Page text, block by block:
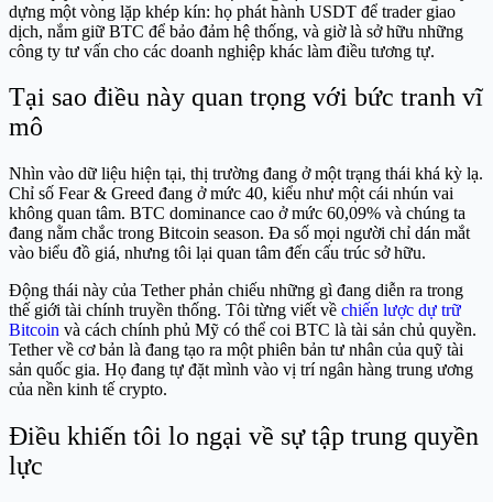
dựng một vòng lặp khép kín: họ phát hành USDT để trader giao
dịch, nắm giữ BTC để bảo đảm hệ thống, và giờ là sở hữu những
công ty tư vấn cho các doanh nghiệp khác làm điều tương tự.
Tại sao điều này quan trọng với bức tranh vĩ
mô
Nhìn vào dữ liệu hiện tại, thị trường đang ở một trạng thái khá kỳ lạ.
Chỉ số Fear & Greed đang ở mức 40, kiểu như một cái nhún vai
không quan tâm. BTC dominance cao ở mức 60,09% và chúng ta
đang nằm chắc trong Bitcoin season. Đa số mọi người chỉ dán mắt
vào biểu đồ giá, nhưng tôi lại quan tâm đến cấu trúc sở hữu.
Động thái này của Tether phản chiếu những gì đang diễn ra trong
thế giới tài chính truyền thống. Tôi từng viết về chiến lược dự trữ
Bitcoin và cách chính phủ Mỹ có thể coi BTC là tài sản chủ quyền.
Tether về cơ bản là đang tạo ra một phiên bản tư nhân của quỹ tài
sản quốc gia. Họ đang tự đặt mình vào vị trí ngân hàng trung ương
của nền kinh tế crypto.
Điều khiến tôi lo ngại về sự tập trung quyền
lực